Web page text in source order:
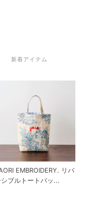
新着アイテム
EMBROIDERY. リバ
シブルトートバッ...